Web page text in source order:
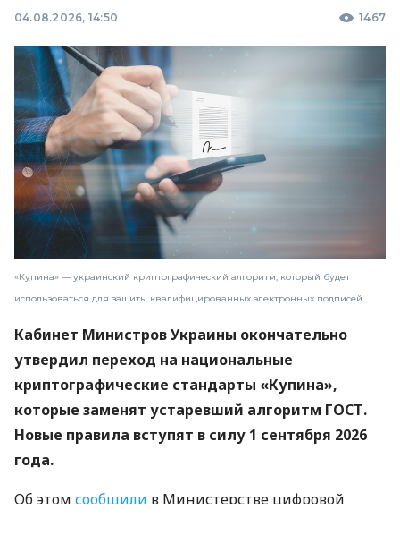
04.08.2026, 14:50 1467
«Купина» — украинский криптографический алгоритм, который будет
использоваться для защиты квалифицированных электронных подписей
Кабинет Министров Украины окончательно
утвердил переход на национальные
криптографические стандарты «Купина»,
которые заменят устаревший алгоритм ГОСТ.
Новые правила вступят в силу 1 сентября 2026
года.
Об этом сообщили в Министерстве цифровой